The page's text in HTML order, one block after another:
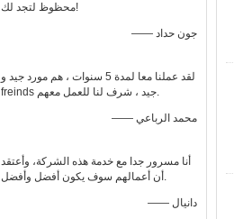
محظوظ لتجد لك!
—— جون حداد
لقد عملنا معا لمدة 5 سنوات ، هم مورد جيد و
freinds جيد ، شرف لنا للعمل معهم.
—— محمد الرباعي
أنا مسرور جدا مع خدمة هذه الشركة، وأعتقد
أن أعمالهم سوف يكون أفضل وأفضل.
—— دانيال